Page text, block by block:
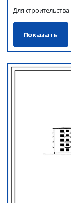
Для строительства